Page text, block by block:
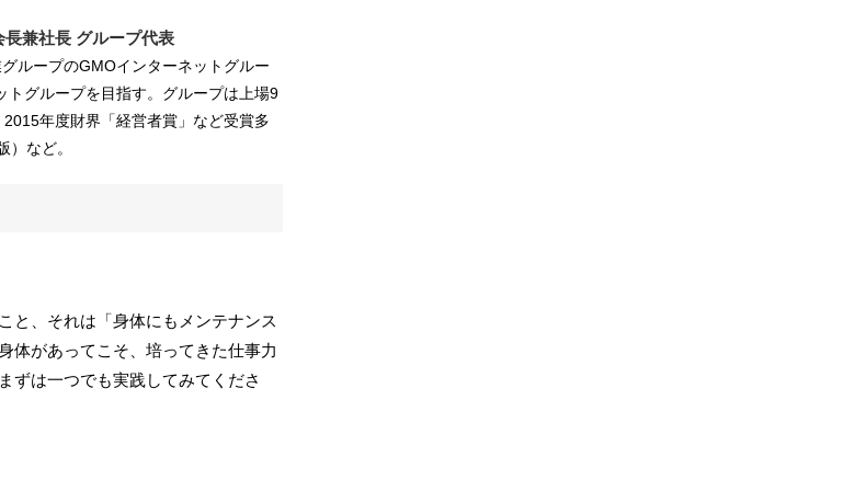
兼社長 グループ代表
ループのGMOインターネットグルー
トグループを目指す。グループは上場9
年度財界「経営者賞」など受賞多
など。
と、それは「身体にもメンテナンス
体があってこそ、培ってきた仕事力
ずは一つでも実践してみてくださ